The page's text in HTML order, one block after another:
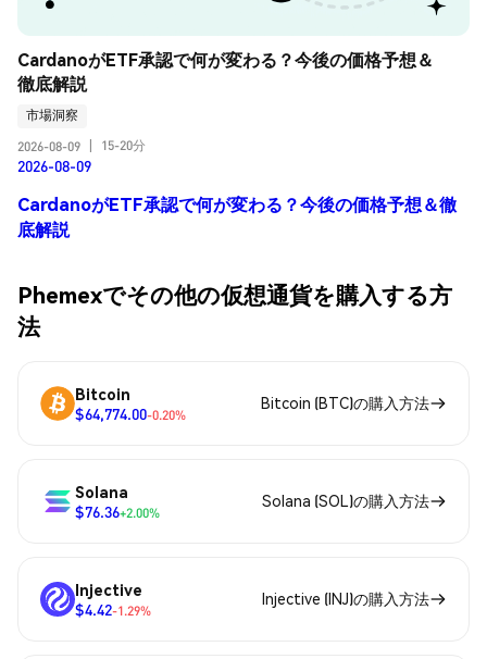
CardanoがETF承認で何が変わる？今後の価格予想＆
徹底解説
市場洞察
2026-08-09
15-20分
2026-08-09
CardanoがETF承認で何が変わる？今後の価格予想＆徹
底解説
Phemexでその他の仮想通貨を購入する方
法
Bitcoin
$64,774.00-0.20%
Bitcoin (BTC)の購入方法
Solana
$76.36+2.00%
Solana (SOL)の購入方法
Injective
$4.42-1.29%
Injective (INJ)の購入方法